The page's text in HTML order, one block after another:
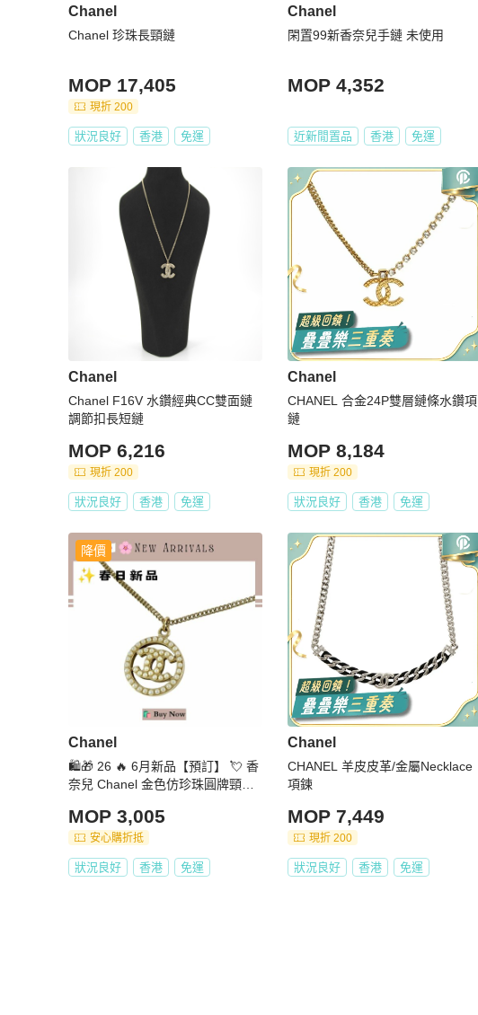
Chanel
Chanel 珍珠長頸鏈
MOP 17,405
現折 200
狀況良好 香港 免運
Chanel
閑置99新香奈兒手鏈 未使用
MOP 4,352
近新閒置品 香港 免運
Chanel
Chanel F16V 水鑽經典CC雙面鏈
調節扣長短鏈
MOP 6,216
現折 200
狀況良好 香港 免運
Chanel
CHANEL 合金24P雙層鏈條水鑽項
鏈
MOP 8,184
現折 200
狀況良好 香港 免運
降價
Chanel
🛍️🎁 26 🔥 6月新品【預訂】 💘 香
奈兒 Chanel 金色仿珍珠圓牌頸鏈
MOP 3,005
安心購折抵
狀況良好 香港 免運
Chanel
CHANEL 羊皮皮革/金屬Necklace
項鍊
MOP 7,449
現折 200
狀況良好 香港 免運